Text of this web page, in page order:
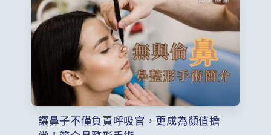
讓鼻子不僅負責呼吸官，更成為顏值擔